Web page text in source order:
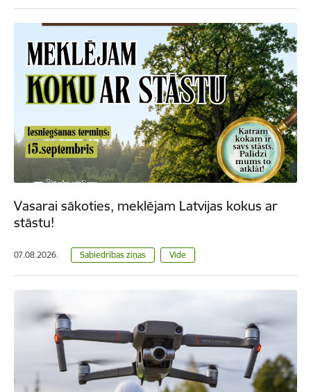
Vasarai sākoties, meklējam Latvijas kokus ar
stāstu!
07.08.2026. Sabiedrības ziņas Vide